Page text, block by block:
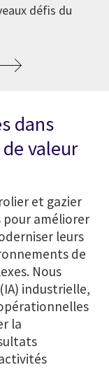
défis du
dans
valeur
et gazier
pour améliorer
leurs
de
Nous
industrielle,
la